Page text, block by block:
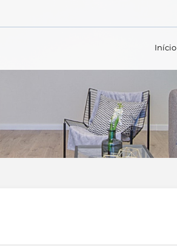
Início